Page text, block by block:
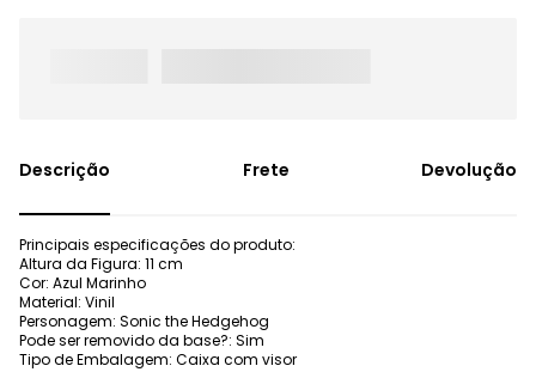
Frete Devolução
Principais especificações do produto:
Altura da Figura: 11 cm
Cor: Azul Marinho
Material: Vinil
Personagem: Sonic the Hedgehog
Pode ser removido da base?: Sim
Tipo de Embalagem: Caixa com visor